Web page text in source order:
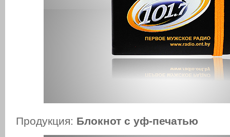
Продукция: Блокнот с уф-печатью